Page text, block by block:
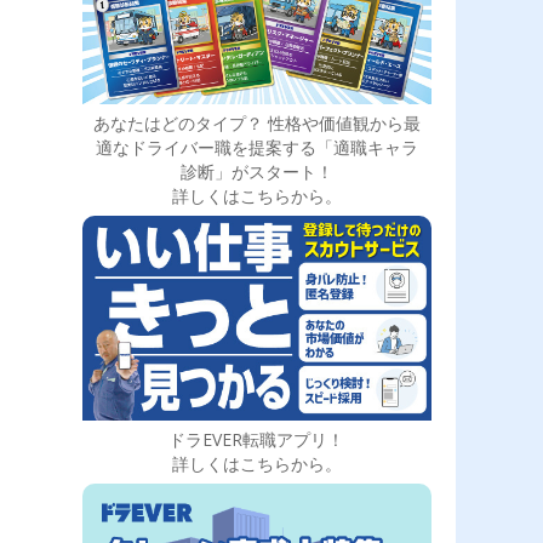
あなたはどのタイプ？ 性格や価値観から最
適なドライバー職を提案する「適職キャラ
診断」がスタート！
詳しくはこちらから。
ドラEVER転職アプリ！
詳しくはこちらから。